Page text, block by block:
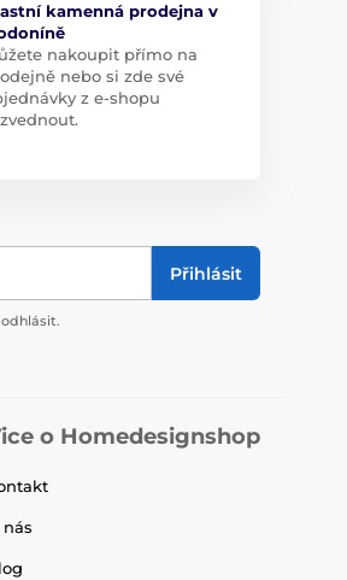
kamenná prodejna v
nakoupit přímo na
nebo si zde své
z e-shopu
Přihlásit
o Homedesignshop
nás